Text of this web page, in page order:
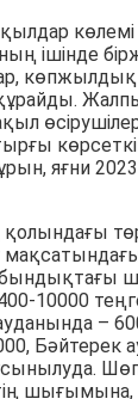
ішінде
яғни
10000
–
Бәйтерек
шығымына,